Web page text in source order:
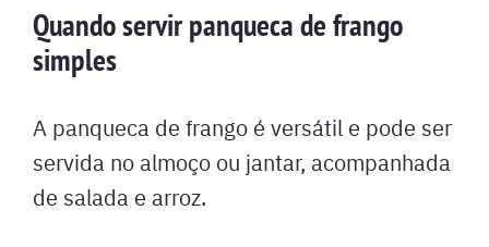
Quando servir panqueca de frango
simples
A panqueca de frango é versátil e pode ser
servida no almoço ou jantar, acompanhada
de salada e arroz.